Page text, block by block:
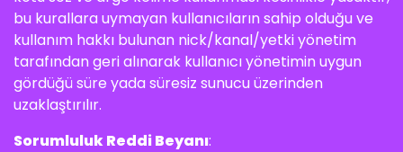
bu kurallara uymayan kullanıcıların sahip olduğu ve
kullanım hakkı bulunan nick/kanal/yetki yönetim
tarafından geri alınarak kullanıcı yönetimin uygun
gördüğü süre yada süresiz sunucu üzerinden
uzaklaştırılır.
Sorumluluk Reddi Beyanı: